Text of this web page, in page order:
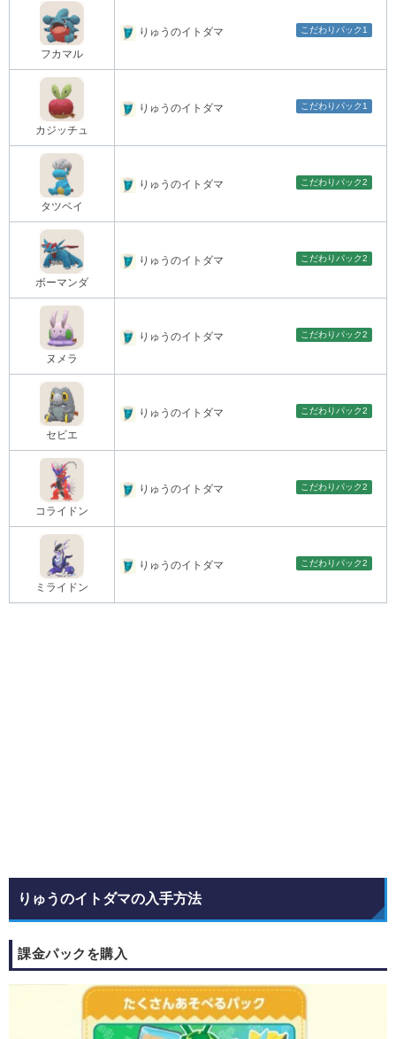
フカマル
りゅうのイトダマ こだわりパック1
カジッチュ
りゅうのイトダマ こだわりパック1
タツベイ
りゅうのイトダマ こだわりパック2
ボーマンダ
りゅうのイトダマ こだわりパック2
ヌメラ
りゅうのイトダマ こだわりパック2
セビエ
りゅうのイトダマ こだわりパック2
コライドン
りゅうのイトダマ こだわりパック2
ミライドン
りゅうのイトダマ こだわりパック2
りゅうのイトダマの入手方法
課金パックを購入